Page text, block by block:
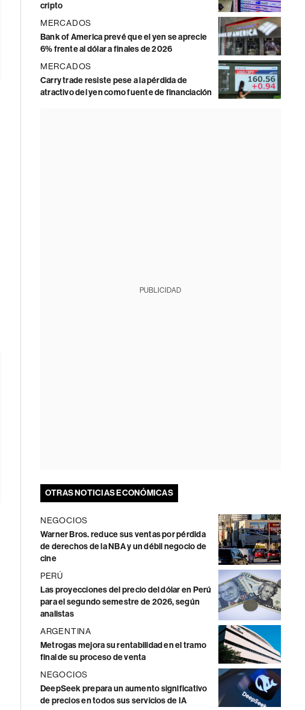
cripto
MERCADOS
Bank of America prevé que el yen se aprecie
6% frente al dólar a finales de 2026
MERCADOS
Carry trade resiste pese a la pérdida de
atractivo del yen como fuente de financiación
PUBLICIDAD
OTRAS NOTICIAS ECONÓMICAS
NEGOCIOS
Warner Bros. reduce sus ventas por pérdida
de derechos de la NBA y un débil negocio de
cine
PERÚ
Las proyecciones del precio del dólar en Perú
para el segundo semestre de 2026, según
analistas
ARGENTINA
Metrogas mejora su rentabilidad en el tramo
final de su proceso de venta
NEGOCIOS
DeepSeek prepara un aumento significativo
de precios en todos sus servicios de IA